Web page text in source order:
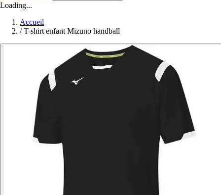
Loading...
Accueil
/ T-shirt enfant Mizuno handball